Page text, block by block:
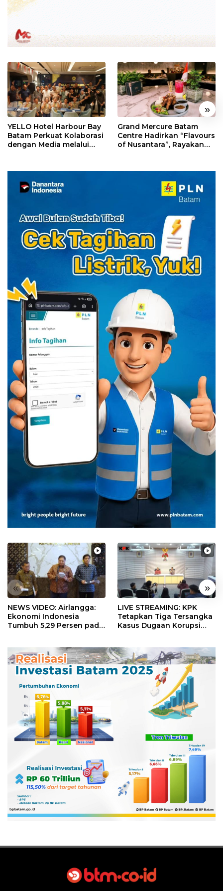
« »
YELLO Hotel Harbour Bay
Batam Perkuat Kolaborasi
dengan Media melalui
Grand Mercure Batam
Centre Hadirkan “Flavours
of Nusantara”, Rayakan
« »
NEWS VIDEO: Airlangga:
Ekonomi Indonesia
Tumbuh 5,29 Persen pada
LIVE STREAMING: KPK
Tetapkan Tiga Tersangka
Kasus Dugaan Korupsi